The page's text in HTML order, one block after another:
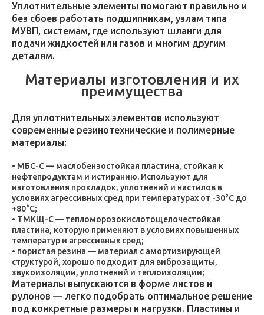
Уплотнительные элементы помогают правильно и
без сбоев работать подшипникам, узлам типа
МУВП, системам, где используют шланги для
подачи жидкостей или газов и многим другим
деталям.
Материалы изготовления и их
преимущества
Для уплотнительных элементов используют
современные резинотехнические и полимерные
материалы:
МБС-С — маслобензостойкая пластина, стойкая к
нефтепродуктам и истиранию. Используют для
изготовления прокладок, уплотнений и настилов в
условиях агрессивных сред при температурах от -30°C до
+80°C;
ТМКЩ-С — тепломорозокислотощелочестойкая
пластина, которую применяют в условиях повышенных
температур и агрессивных сред;
пористая резина — материал с амортизирующей
структурой, хорошо подходит для виброзащиты,
звукоизоляции, уплотнений и теплоизоляции;
Материалы выпускаются в форме листов и
рулонов — легко подобрать оптимальное решение
под конкретные размеры и нагрузки. Пластины и